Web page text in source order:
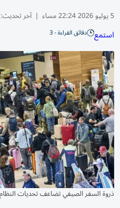
5 يوليو 2026 22:24 مساء | آخر تحديث:
استمع دقائق القراءة - 3
ذروة السفر الصيفي تضاعف تحديات النظام